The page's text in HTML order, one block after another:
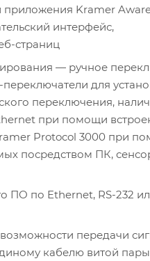
приложения Kramer
интерфейс,
страниц
— ручное
для
переключения,
при помощи
Protocol 3000 при
посредством ПК,
ПО по Ethernet, RS-232
передачи
кабелю витой пары